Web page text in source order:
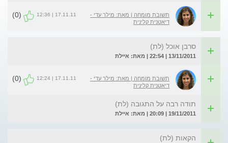
תשובת מומחה | מאת: מילר עדי -
דיאטנית קלינית
17.11.11 | 12:36
(0)
סרבן אוכל (לת)
13/11/2011 | 22:54 | מאת: איילת
תשובת מומחה | מאת: מילר עדי -
דיאטנית קלינית
17.11.11 | 12:24
(0)
תודה רבה על התגובה (לת)
19/11/2011 | 20:09 | מאת: איילת
הקאות (לת)